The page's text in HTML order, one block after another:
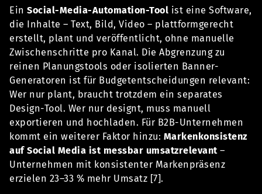
Ein Social-Media-Automation-Tool ist eine Software,
die Inhalte – Text, Bild, Video – plattformgerecht
erstellt, plant und veröffentlicht, ohne manuelle
Zwischenschritte pro Kanal. Die Abgrenzung zu
reinen Planungstools oder isolierten Banner-
Generatoren ist für Budgetentscheidungen relevant:
Wer nur plant, braucht trotzdem ein separates
Design-Tool. Wer nur designt, muss manuell
exportieren und hochladen. Für B2B-Unternehmen
kommt ein weiterer Faktor hinzu: Markenkonsistenz
auf Social Media ist messbar umsatzrelevant–
Unternehmen mit konsistenter Markenpräsenz
erzielen 23–33 % mehr Umsatz [7].